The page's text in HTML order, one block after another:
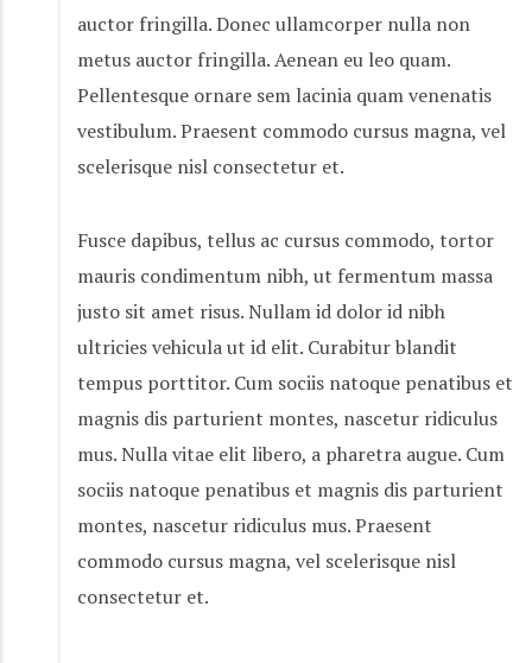
auctor fringilla. Donec ullamcorper nulla non
metus auctor fringilla. Aenean eu leo quam.
Pellentesque ornare sem lacinia quam venenatis
vestibulum. Praesent commodo cursus magna, vel
scelerisque nisl consectetur et.
Fusce dapibus, tellus ac cursus commodo, tortor
mauris condimentum nibh, ut fermentum massa
justo sit amet risus. Nullam id dolor id nibh
ultricies vehicula ut id elit. Curabitur blandit
tempus porttitor. Cum sociis natoque penatibus et
magnis dis parturient montes, nascetur ridiculus
mus. Nulla vitae elit libero, a pharetra augue. Cum
sociis natoque penatibus et magnis dis parturient
montes, nascetur ridiculus mus. Praesent
commodo cursus magna, vel scelerisque nisl
consectetur et.